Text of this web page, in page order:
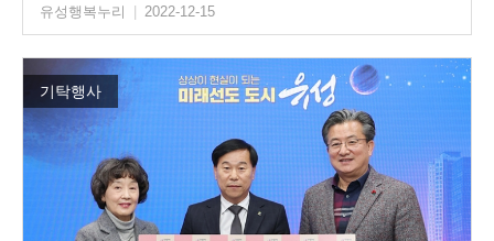
유성행복누리 2022-12-15
기탁행사